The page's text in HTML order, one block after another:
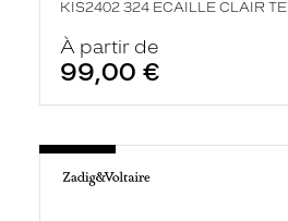
KIS2402 324 ECAILLE CLAIR TE
À partir de
99,00 €